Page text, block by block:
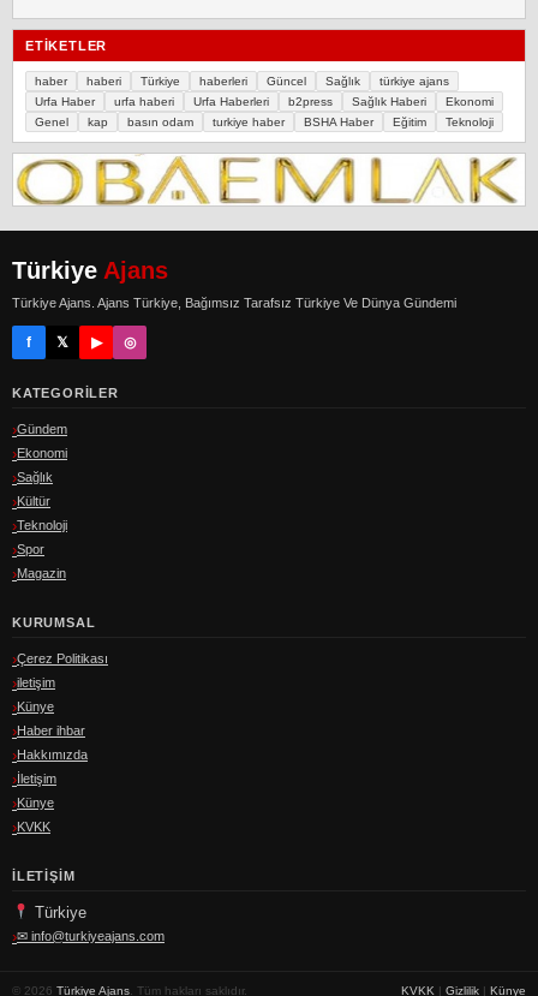
ETIKETLER
haber haberi Türkiye haberleri Güncel Sağlık
türkiye ajans
Urfa Haber
urfa haberi Urfa Haberleri b2press Sağlık Haberi
Ekonomi
Genel
kap basın odam turkiye haber BSHA Haber Eğitim Teknoloji
Türkiye Ajans
Türkiye Ajans. Ajans Türkiye, Bağımsız Tarafsız Türkiye Ve Dünya Gündemi
f 𝕏 ▶ ◎
KATEGORILER
Gündem
Ekonomi
Sağlık
Kültür
Teknoloji
Spor
Magazin
KURUMSAL
Çerez Politikası
iletişim
Künye
Haber ihbar
Hakkımızda
İletişim
Künye
KVKK
İLETIŞIM
Türkiye
✉ info@turkiyeajans.com
© 2026 Türkiye Ajans . Tüm hakları saklıdır. KVKK | Gizlilik | Künye